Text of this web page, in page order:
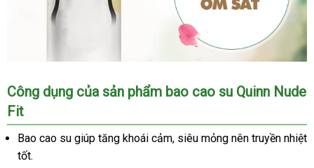
Bao
cao
su
Quinn
Nude
Fit
Công dụng dịch
của sản phẩm bao cao su Quinn Nude
Fit
Bao cao su giúp tăng khoái cảmnơi
, siêu mỏng nên truyền nhiệt
tốt.